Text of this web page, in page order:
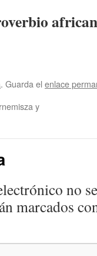
. Guarda el enlace
y
no
marcados